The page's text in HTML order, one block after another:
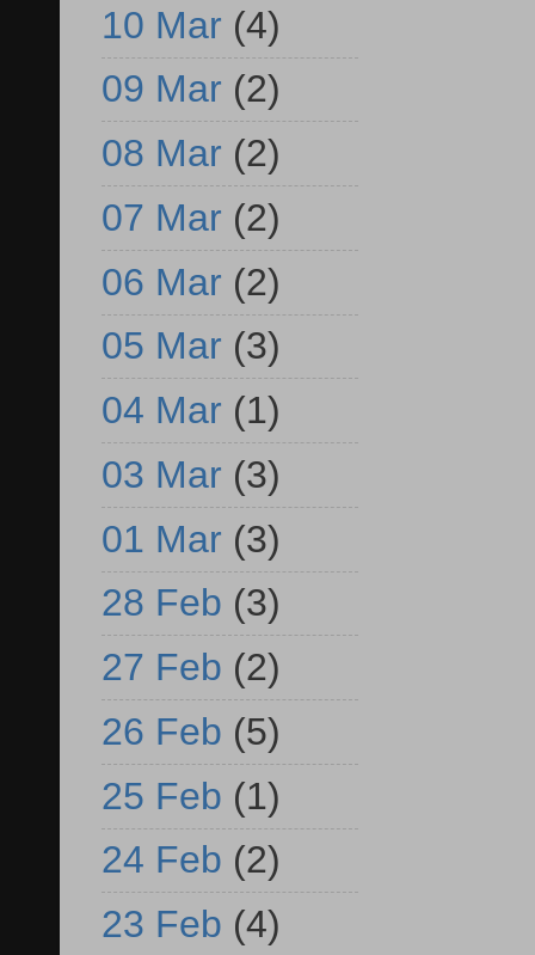
10 Mar (4)
09 Mar (2)
08 Mar (2)
07 Mar (2)
06 Mar (2)
05 Mar (3)
04 Mar (1)
03 Mar (3)
01 Mar (3)
28 Feb (3)
27 Feb (2)
26 Feb (5)
25 Feb (1)
24 Feb (2)
23 Feb (4)